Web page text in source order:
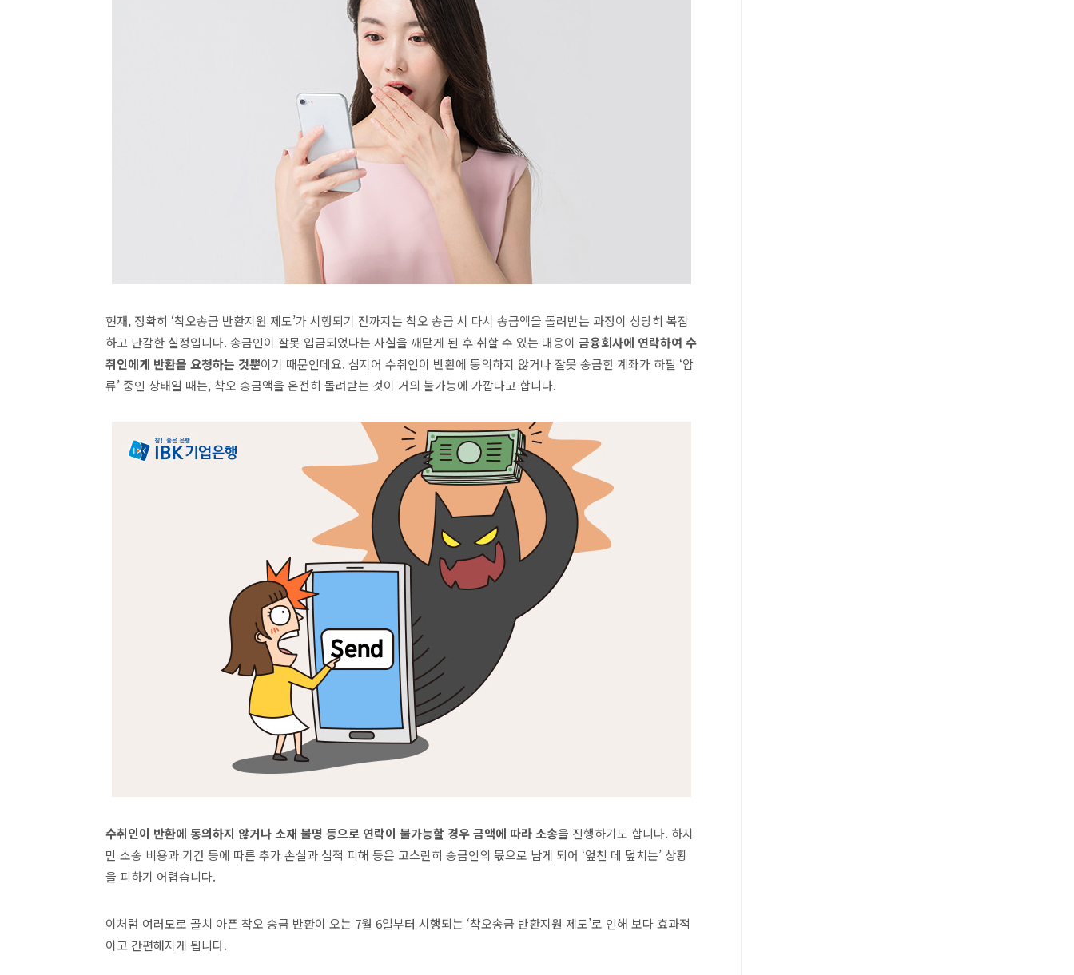
현재, 정확히 ‘착오송금 반환지원 제도’가 시행되기 전까지는 착오 송금 시 다시 송금액을 돌려받는 과정이 상당히 복잡
하고 난감한 실정입니다. 송금인이 잘못 입금되었다는 사실을 깨닫게 된 후 취할 수 있는 대응이 금융회사에 연락하여 수
취인에게 반환을 요청하는 것뿐이기 때문인데요. 심지어 수취인이 반환에 동의하지 않거나 잘못 송금한 계좌가 하필 ‘압
류’중인 상태일 때는,착오 송금액을 온전히 돌려받는 것이 거의 불가능에 가깝다고 합니다.
수취인이 반환에 동의하지 않거나 소재 불명 등으로 연락이 불가능할 경우 금액에 따라 소송을 진행하기도 합니다. 하지
만 소송 비용과 기간 등에 따른 추가 손실과 심적 피해 등은 고스란히 송금인의 몫으로 남게 되어 ‘엎친 데 덮치는’ 상황
을 피하기 어렵습니다.
이처럼 여러모로 골치 아픈 착오 송금 반환이 오는 7월 6일부터 시행되는 ‘착오송금 반환지원 제도’로 인해 보다 효과적
이고 간편해지게 됩니다.